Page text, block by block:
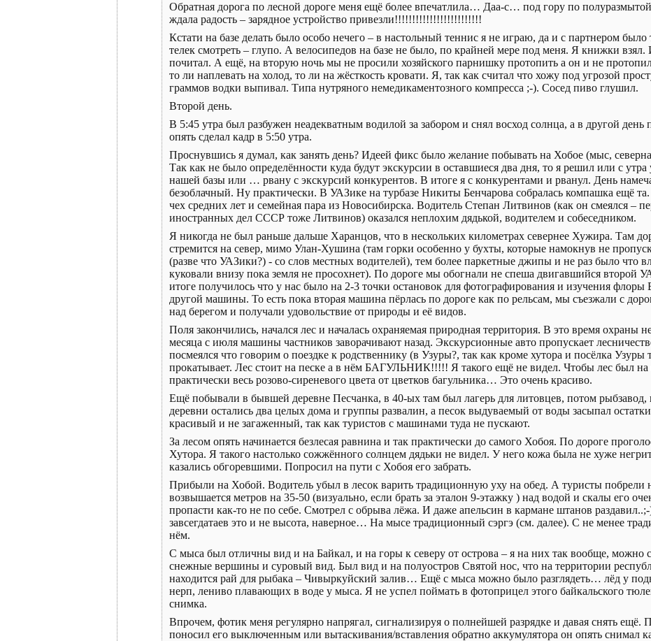
Обратная дорога по лесной дороге меня ещё более впечатлила… Даа-с… под гору по
ждала радость – зарядное устройство привезли!!!!!!!!!!!!!!!!!!!!!!!!!
Кстати на базе делать было особо нечего – в настольный теннис я не играю, да и с партнером
телек смотреть – глупо. А велосипедов на базе не было, по крайней мере под меня. Я книжки взял.
почитал. А ещё, на вторую ночь мы не просили хозяйского парнишку протопить а он и не
то ли наплевать на холод, то ли на жёсткость кровати. Я, так как считал что хожу под угрозой
граммов водки выпивал. Типа нутряного немедикаментозного компресса ;-). Сосед пиво глушил.
Второй день.
В 5:45 утра был разбужен неадекватным водилой за забором и снял восход солнца, а в другой день
опять сделал кадр в 5:50 утра.
Проснувшись я думал, как занять день? Идеей фикс было желание побывать на Хобое (мыс,
Так как не было определённости куда будут экскурсии в оставшиеся два дня, то я решил или с
нашей базы или … рвану с экскурсий конкурентов. В итоге я с конкурентами и рванул. День
безоблачный. Ну практически. В УАЗике на турбазе Никиты Бенчарова собралась компашка ещё
чех средних лет и семейная пара из Новосибирска. Водитель Степан Литвинов (как он смеялся –
иностранных дел СССР тоже Литвинов) оказался неплохим дядькой, водителем и собеседником.
Я никогда не был раньше дальше Харанцов, что в нескольких километрах севернее Хужира. Там
стремится на север, мимо Улан-Хушина (там горки особенно у бухты, которые намокнув не
(разве что УАЗики?) - со слов местных водителей), тем более паркетные джипы и не раз было что
куковали внизу пока земля не просохнет). По дороге мы обогнали не спеша двигавшийся второй
итоге получилось что у нас было на 2-3 точки остановок для фотографирования и изучения флоры
другой машины. То есть пока вторая машина пёрлась по дороге как по рельсам, мы съезжали с
над берегом и получали удовольствие от природы и её видов.
Поля закончились, начался лес и началась охраняемая природная территория. В это время охраны
месяца с июля машины частников заворачивают назад. Экскурсионные авто пропускает
посмеялся что говорим о поездке к родственнику (в Узуры?, так как кроме хутора и посёлка Узуры
прокатывает. Лес стоит на песке а в нём БАГУЛЬНИК!!!!! Я такого ещё не видел. Чтобы лес был на
практически весь розово-сиреневого цвета от цветков багульника… Это очень красиво.
Ещё побывали в бывшей деревне Песчанка, в 40-ых там был лагерь для литовцев, потом рыбзавод,
деревни остались два целых дома и группы развалин, а песок выдуваемый от воды засыпал
красивый и не загаженный, так как туристов с машинами туда не пускают.
За лесом опять начинается безлесая равнина и так практически до самого Хобоя. По дороге
Хутора. Я такого настолько сожжённого солнцем дядьки не видел. У него кожа была не хуже
казались обгоревшими. Попросил на пути с Хобоя его забрать.
Прибыли на Хобой. Водитель убыл в лесок варить традиционную уху на обед. А туристы побрели
возвышается метров на 35-50 (визуально, если брать за эталон 9-этажку ) над водой и скалы его
пропасти как-то не по себе. Смотрел с обрыва лёжа. И даже апельсин в кармане штанов
завсегдатаев это и не высота, наверное… На мысе традиционный сэргэ (см. далее). С не менее
нём.
С мыса был отличны вид и на Байкал, и на горы к северу от острова – я на них так вообще, можно
снежные вершины и суровый вид. Был вид и на полуостров Святой нос, что на территории
находится рай для рыбака – Чивыркуйский залив… Ещё с мыса можно было разглядеть… лёд у
нерп, лениво плавающих в воде у мыса. Я не успел поймать в фотоприцел этого байкальского
снимка.
Впрочем, фотик меня регулярно напрягал, сигнализируя о полнейшей разрядке и давая снять ещё.
поносил его выключенным или вытаскивания/вставления обратно аккумулятора он опять снимал